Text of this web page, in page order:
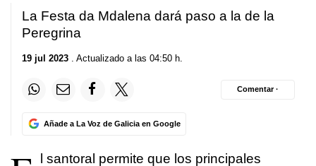
La Festa da Mdalena dará paso a la de la
Peregrina
19 jul 2023 . Actualizado a las 04:50 h.
Añade a La Voz de Galicia en Google
Comentar ·
l santoral permite que los principales